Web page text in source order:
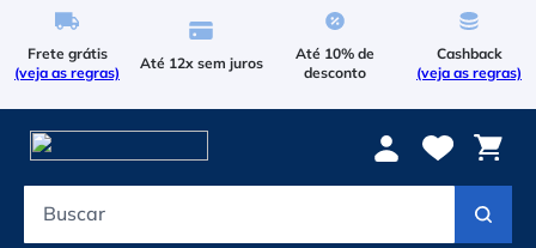
Frete grátis
(veja as regras)
Até 12x sem juros
Até 10% de
desconto
Cashback
(veja as regras)
Termos mais buscados